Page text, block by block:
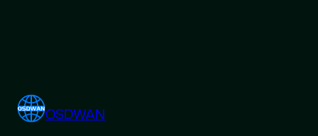
OSDWAN